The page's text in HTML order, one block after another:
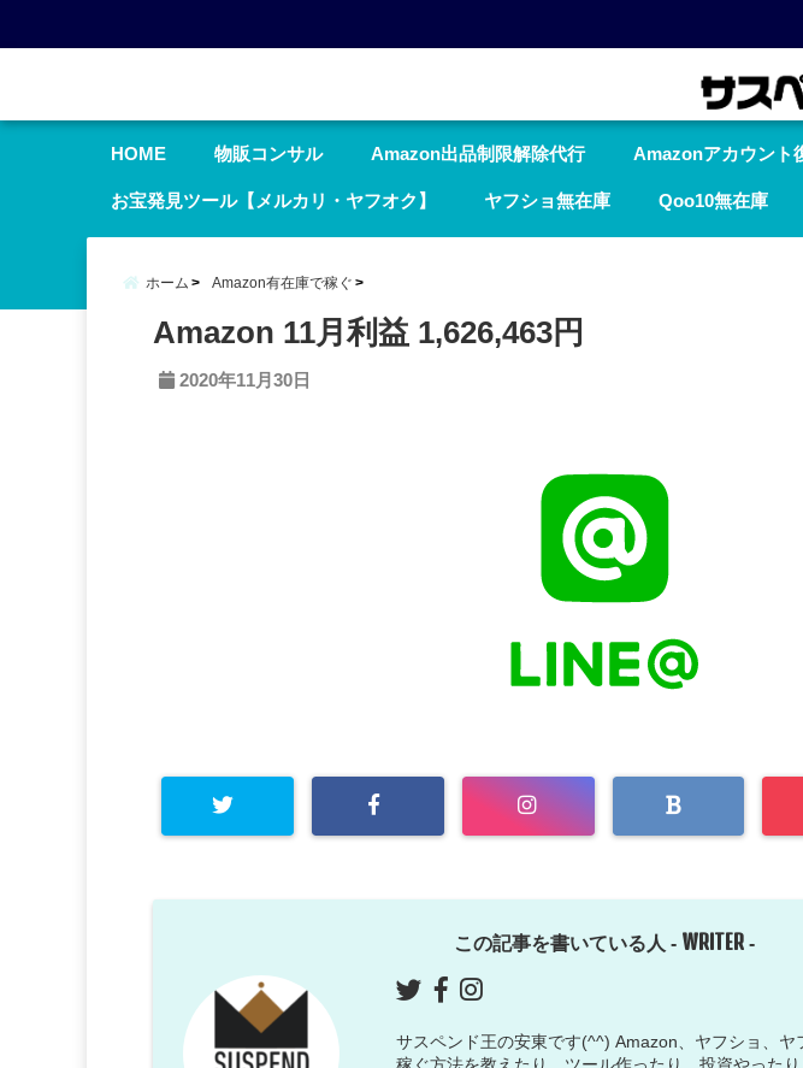
HOME 物販コンサル Amazon出品制限解除代行 Amazonアカウント
お宝発見ツール【メルカリ・ヤフオク】 ヤフショ無在庫 Qoo10無在庫
ホーム Amazon有在庫で稼ぐ
Amazon 11月利益 1,626,463円
2020年11月30日
この記事を書いている人 - WRITER -
サスペンド王の安東です(^^) Amazon、ヤフショ、
稼ぐ方法を教えたり、ツール作ったり、投資やった